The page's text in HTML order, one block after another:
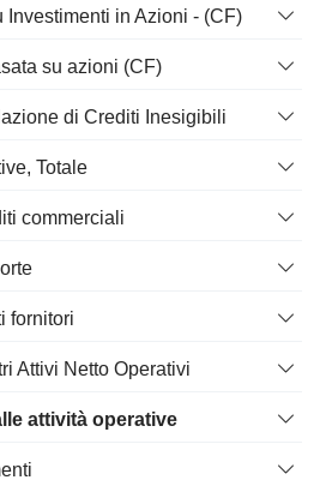
Investimenti in Azioni - (CF)
su azioni (CF)
di Crediti Inesigibili
Totale
commerciali
fornitori
Attivi Netto Operativi
attività operative